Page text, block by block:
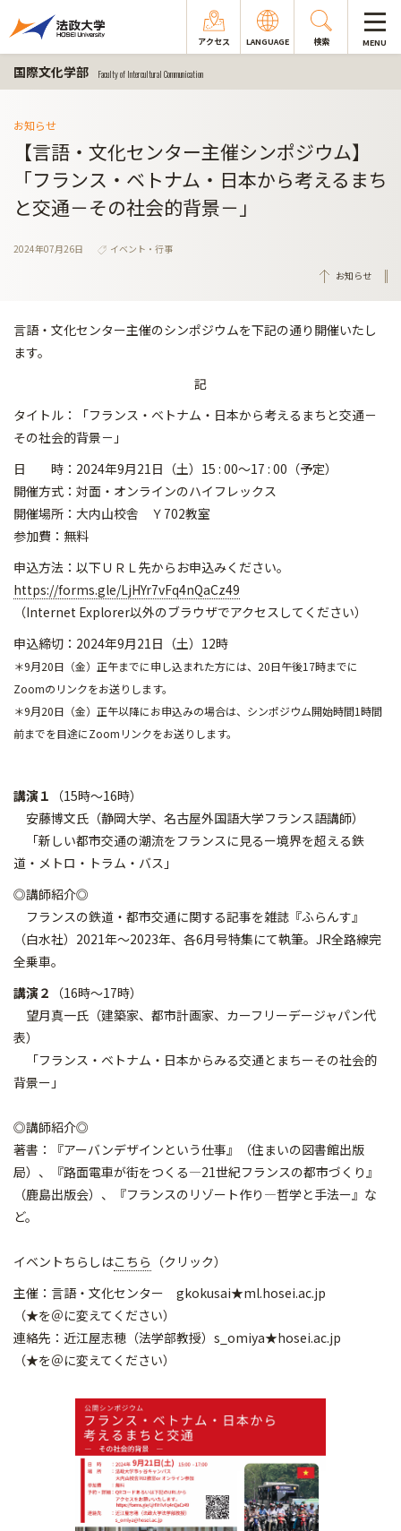
アクセス LANGUAGE 検索 MENU
国際文化学部 Faculty of Intercultural Communication
お知らせ
【言語・文化センター主催シンポジウム】
「フランス・ベトナム・日本から考えるまち
と交通－その社会的背景－」
2024年07月26日
イベント・行事
お知らせ
言語・文化センター主催のシンポジウムを下記の通り開催いたし
ます。
記
タイトル：「フランス・ベトナム・日本から考えるまちと交通－
その社会的背景－」
日 時：2024年9月21日（土）15 : 00～17 : 00（予定）
開催方式：対面・オンラインのハイフレックス
開催場所：大内山校舎 Ｙ702教室
参加費：無料
申込方法：以下ＵＲＬ先からお申込みください。
https://forms.gle/LjHYr7vFq4nQaCz49
（Internet Explorer以外のブラウザでアクセスしてください）
申込締切：2024年9月21日（土）12時
＊9月20日（金）正午までに申し込まれた方には、20日午後17時までに
Zoomのリンクをお送りします。
＊9月20日（金）正午以降にお申込みの場合は、シンポジウム開始時間1時間
前までを目途にZoomリンクをお送りします。
講演１
（15時～16時）
安藤博文氏（静岡大学、名古屋外国語大学フランス語講師）
「新しい都市交通の潮流をフランスに見るー境界を超える鉄
道・メトロ・トラム・バス」
◎講師紹介◎
フランスの鉄道・都市交通に関する記事を雑誌『ふらんす』
（白水社）2021年〜2023年、各6月号特集にて執筆。JR全路線完
全乗車。
講演２
（16時～17時）
望月真一氏（建築家、都市計画家、カーフリーデージャパン代
表）
「フランス・ベトナム・日本からみる交通とまちーその社会的
背景ー」
◎講師紹介◎
著書：『アーバンデザインという仕事』（住まいの図書館出版
局）、『路面電車が街をつくる―21世紀フランスの都市づくり』
（鹿島出版会）、『フランスのリゾート作り―哲学と手法ー』な
ど。
イベントちらしはこちら （クリック）
主催：言語・文化センター gkokusai★ml.hosei.ac.jp
（★を＠に変えてください）
連絡先：近江屋志穂（法学部教授）s_omiya★hosei.ac.jp
（★を＠に変えてください）